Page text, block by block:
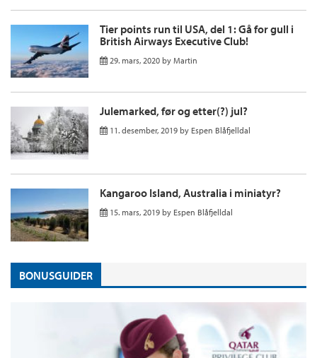
Tier points run til USA, del 1: Gå for gull i
British Airways Executive Club!
29. mars, 2020 by Martin
Julemarked, før og etter(?) jul?
11. desember, 2019 by Espen Blåfjelldal
Kangaroo Island, Australia i miniatyr?
15. mars, 2019 by Espen Blåfjelldal
BONUSGUIDER